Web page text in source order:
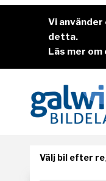
Vi
detta.
Läs mer om
Välj bil efter